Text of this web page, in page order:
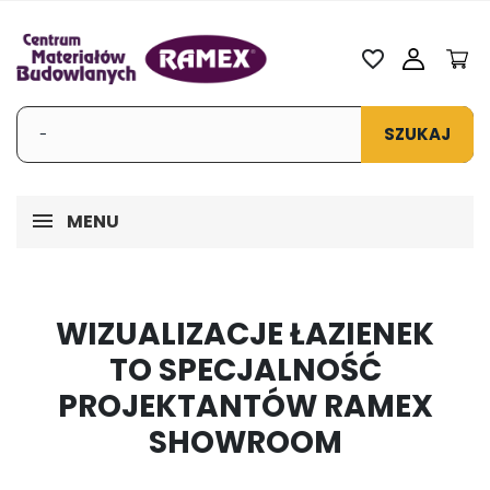
SZUKAJ
favorite_border
MENU
WIZUALIZACJE ŁAZIENEK
TO SPECJALNOŚĆ
PROJEKTANTÓW RAMEX
SHOWROOM